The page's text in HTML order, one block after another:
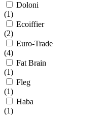
Doloni
(1)
Ecoiffier
(2)
Euro-Trade
(4)
Fat Brain
(1)
Fleg
(1)
Haba
(1)